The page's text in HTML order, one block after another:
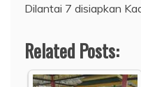
Dilantai 7 disiapkan
Related Posts: